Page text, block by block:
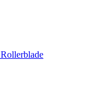
Rollerblade